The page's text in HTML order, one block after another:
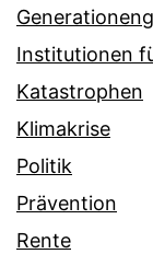
Institutionen
Katastrophen
Klimakrise
Politik
Prävention
Rente